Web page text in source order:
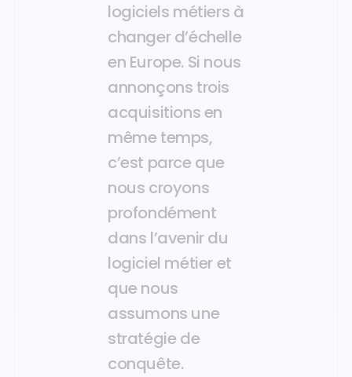
logiciels métiers à
changer d’échelle
en Europe. Si nous
annonçons trois
acquisitions en
même temps,
c’est parce que
nous croyons
profondément
dans l’avenir du
logiciel métier et
que nous
assumons une
stratégie de
conquête.